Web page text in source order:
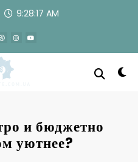
9:28:17 AM
и бюджетно
уютнее?